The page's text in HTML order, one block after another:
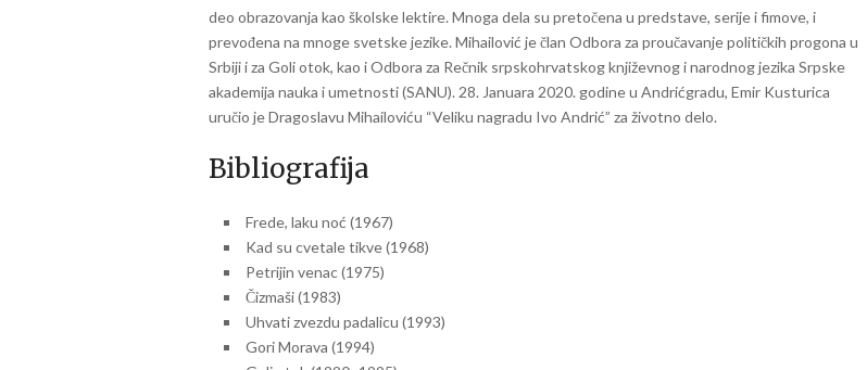
deo obrazovanja kao školske lektire. Mnoga dela su pretočena u predstave, serije i fimove, i
prevođena na mnoge svetske jezike. Mihailović je član Odbora za proučavanje političkih progona u
Srbiji i za Goli otok, kao i Odbora za Rečnik srpskohrvatskog književnog i narodnog jezika Srpske
akademija nauka i umetnosti (SANU). 28. Januara 2020. godine u Andrićgradu, Emir Kusturica
uručio je Dragoslavu Mihailoviću “Veliku nagradu Ivo Andrić” za životno delo.
Bibliografija
Frede, laku noć (1967)
Kad su cvetale tikve (1968)
Petrijin venac (1975)
Čizmaši (1983)
Uhvati zvezdu padalicu (1993)
Gori Morava (1994)